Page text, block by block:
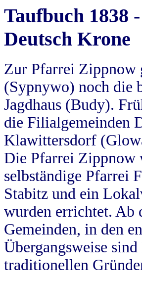
Taufbuch 1838
Deutsch Krone
Zur Pfarrei Zippnow
(Sypnywo) noch die
Jagdhaus (Budy).
die Filialgemeinden
Klawittersdorf
Die Pfarrei Zippnow
selbständige Pfarrei
Stabitz und ein
wurden errichtet. Ab
Gemeinden, in den
Übergangsweise
traditionellen